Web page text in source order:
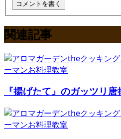
関連記事
『揚げたて』のガッツリ